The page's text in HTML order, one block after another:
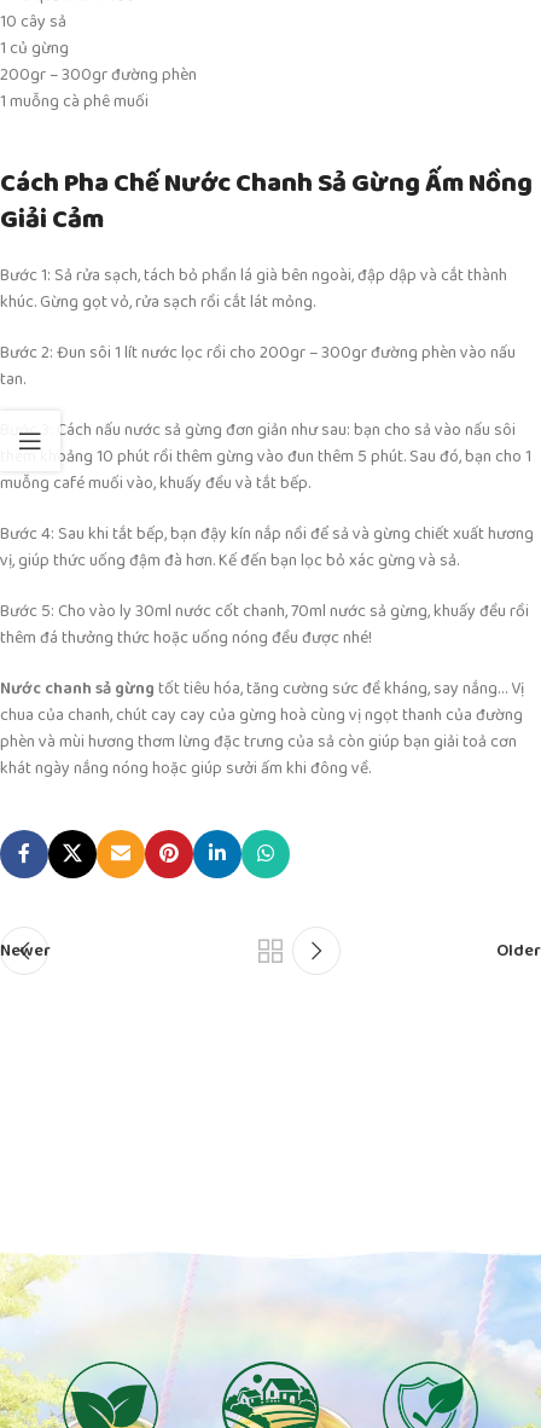
10 cây sả
1 củ gừng
200gr – 300gr đường phèn
1 muỗng cà phê muối
Cách Pha Chế Nước Chanh Sả Gừng Ấm Nồng
Giải Cảm
Bước 1: Sả rửa sạch, tách bỏ phần lá già bên ngoài, đập dập và cắt thành
khúc. Gừng gọt vỏ, rửa sạch rồi cắt lát mỏng.
Bước 2: Đun sôi 1 lít nước lọc rồi cho 200gr – 300gr đường phèn vào nấu
tan.
Bước 3: Cách nấu nước sả gừng đơn giản như sau: bạn cho sả vào nấu sôi
thêm khoảng 10 phút rồi thêm gừng vào đun thêm 5 phút. Sau đó, bạn cho 1
muỗng café muối vào, khuấy đều và tắt bếp.
Bước 4: Sau khi tắt bếp, bạn đậy kín nắp nồi để sả và gừng chiết xuất hương
vị, giúp thức uống đậm đà hơn. Kế đến bạn lọc bỏ xác gừng và sả.
Bước 5: Cho vào ly 30ml nước cốt chanh, 70ml nước sả gừng, khuấy đều rồi
thêm đá thưởng thức hoặc uống nóng đều được nhé!
Nước chanh sả gừngtốt tiêu hóa, tăng cường sức đề kháng, say nắng… Vị
chua của chanh, chút cay cay của gừng hoà cùng vị ngọt thanh của đường
phèn và mùi hương thơm lừng đặc trưng của sả còn giúp bạn giải toả cơn
khát ngày nắng nóng hoặc giúp sưởi ấm khi đông về.
Newer Older